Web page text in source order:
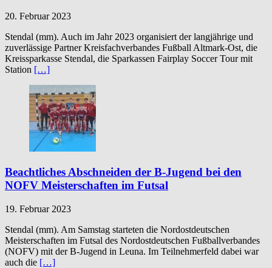
20. Februar 2023
Stendal (mm). Auch im Jahr 2023 organisiert der langjährige und
zuverlässige Partner Kreisfachverbandes Fußball Altmark-Ost, die
Kreissparkasse Stendal, die Sparkassen Fairplay Soccer Tour mit
Station […]
Beachtliches Abschneiden der B-Jugend bei den
NOFV Meisterschaften im Futsal
19. Februar 2023
Stendal (mm). Am Samstag starteten die Nordostdeutschen
Meisterschaften im Futsal des Nordostdeutschen Fußballverbandes
(NOFV) mit der B-Jugend in Leuna. Im Teilnehmerfeld dabei war
auch die […]